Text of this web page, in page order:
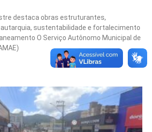
destaca obras estruturantes,
sustentabilidade e fortalecimento
O Serviço Autônomo Municipal de